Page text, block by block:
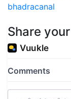
bhadracanal
Share